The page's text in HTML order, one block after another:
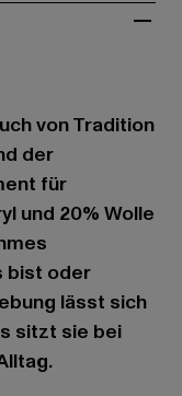
von Tradition
der
für
und 20% Wolle
bist oder
lässt sich
sitzt sie bei